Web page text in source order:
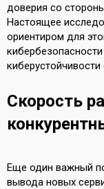
доверия со
Настоящее
ориентиром для
Скорость
Еще один важный
вывода новых